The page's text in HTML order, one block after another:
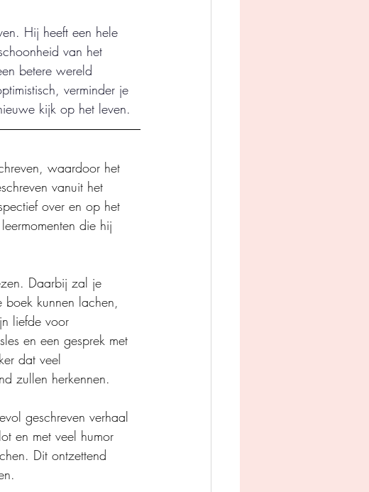
Hij heeft een hele
van het
betere wereld
verminder je
kijk op het leven.
waardoor het
vanuit het
over en op het
die hij
Daarbij zal je
kunnen lachen,
liefde voor
en een gesprek met
dat veel
zullen herkennen.
geschreven verhaal
en met veel humor
Dit ontzettend